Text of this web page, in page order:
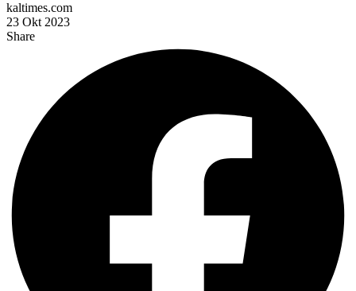
kaltimes.com
23 Okt 2023
Share